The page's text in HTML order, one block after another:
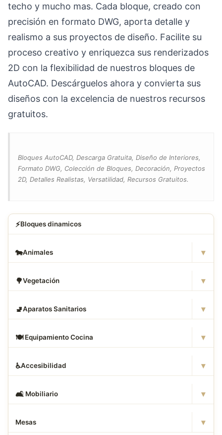
techo y mucho mas. Cada bloque, creado con
precisión en formato DWG, aporta detalle y
realismo a sus proyectos de diseño. Facilite su
proceso creativo y enriquezca sus renderizados
2D con la flexibilidad de nuestros bloques de
AutoCAD. Descárguelos ahora y convierta sus
diseños con la excelencia de nuestros recursos
gratuitos.
Bloques AutoCAD, Descarga Gratuita, Diseño de Interiores,
Formato DWG, Colección de Bloques, Decoración, Proyectos
2D, Detalles Realistas, Versatilidad, Recursos Gratuitos.
⚡Bloques dinamicos
🐄Animales ▾
🌳Vegetación ▾
🚽Aparatos Sanitarios ▾
🍽️ Equipamiento Cocina ▾
♿Accesibilidad ▾
🛋 ️ Mobiliario ▾
Mesas ▾